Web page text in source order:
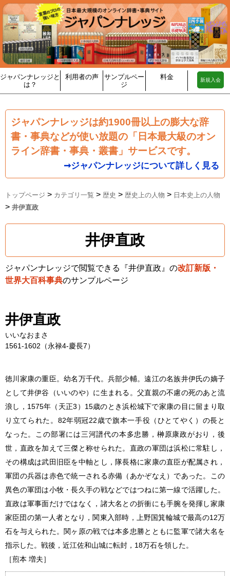
ジャパンナレッジと
は？
利用者の声
サンプルペー
ジ
料金 新規入会
ジャパンナレッジは約1900冊以上の膨大な辞
書・事典などが使い放題の「日本最大級のオン
ライン辞書・事典・叢書」サービスです。
➞ジャパンナレッジについて詳しく見る
トップページ > カテゴリ一覧 > 歴史 > 歴史上の人物 > 日本史上の人物
> 井伊直政
井伊直政
ジャパンナレッジで閲覧できる『井伊直政』の改訂新版・
世界大百科事典のサンプルページ
井伊直政
いいなおまさ
1561-1602（永禄4-慶長7）
徳川家康の重臣。幼名万千代。兵部少輔。遠江の名族井伊氏の嫡子
として井伊谷（いいのや）に生まれる。父直親の不慮の死のあと流
浪し，1575年（天正3）15歳のとき浜松城下で家康の目に留まり取
り立てられた。82年弱冠22歳で旗本一手役（ひとてやく）の長と
なった。この部署には三河譜代の本多忠勝，榊原康政がおり，後
世，直政を加えて三傑と称せられた。直政の軍団は浜松に常駐し，
その構成は武田旧臣を中軸とし，隊長格に家康の直臣が配属され，
軍団の兵器は赤色で統一される赤備（あかぞなえ）であった。この
異色の軍団は小牧・長久手の戦などではつねに第一線で活躍した。
直政は軍事面だけではなく，諸大名との折衝にも手腕を発揮し家康
家臣団の第一人者となり，関東入部時，上野国箕輪城で最高の12万
石を与えられた。関ヶ原の戦では本多忠勝とともに監軍で諸大名を
指示した。戦後，近江佐和山城に転封，18万石を領した。
［煎本 増夫］